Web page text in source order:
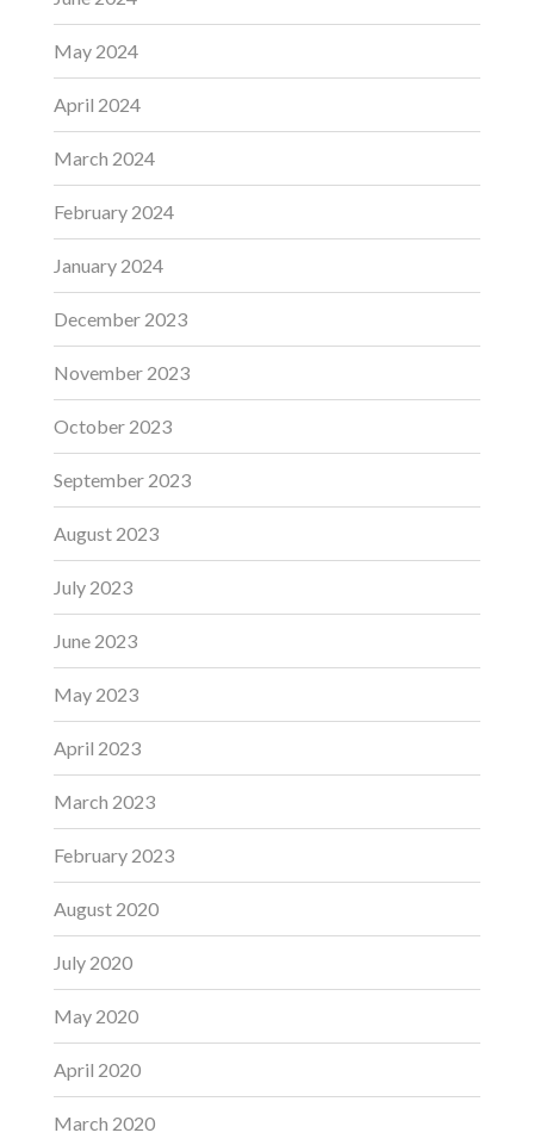
May 2024
April 2024
March 2024
February 2024
January 2024
December 2023
November 2023
October 2023
September 2023
August 2023
July 2023
June 2023
May 2023
April 2023
March 2023
February 2023
August 2020
July 2020
May 2020
April 2020
March 2020